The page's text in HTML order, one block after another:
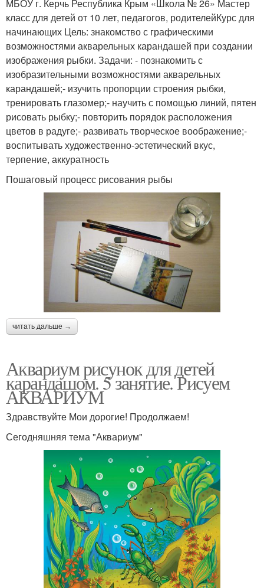
МБОУ г. Керчь Республика Крым «Школа № 26» Мастер
класс для детей от 10 лет, педагогов, родителейКурс для
начинающих Цель: знакомство с графическими
возможностями акварельных карандашей при создании
изображения рыбки. Задачи: - познакомить с
изобразительными возможностями акварельных
карандашей;- изучить пропорции строения рыбки,
тренировать глазомер;- научить с помощью линий, пятен
рисовать рыбку;- повторить порядок расположения
цветов в радуге;- развивать творческое воображение;-
воспитывать художественно-эстетический вкус,
терпение, аккуратность
Пошаговый процесс рисования рыбы
читать дальше →
Аквариум рисунок для детей
карандашом. 5 занятие. Рисуем
АКВАРИУМ
Здравствуйте Мои дорогие! Продолжаем!
Сегодняшняя тема "Аквариум"